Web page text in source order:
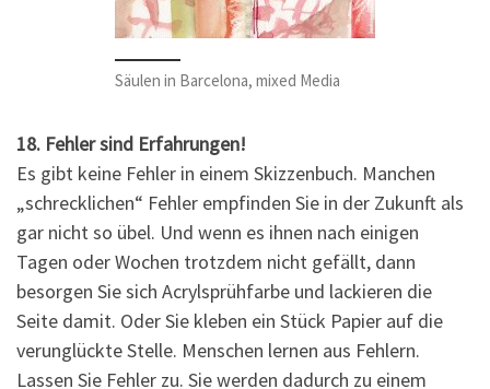
Säulen in Barcelona, mixed Media
18. Fehler sind Erfahrungen!
Es gibt keine Fehler in einem Skizzenbuch. Manchen
„schrecklichen“ Fehler empfinden Sie in der Zukunft als
gar nicht so übel. Und wenn es ihnen nach einigen
Tagen oder Wochen trotzdem nicht gefällt, dann
besorgen Sie sich Acrylsprühfarbe und lackieren die
Seite damit. Oder Sie kleben ein Stück Papier auf die
verunglückte Stelle. Menschen lernen aus Fehlern.
Lassen Sie Fehler zu. Sie werden dadurch zu einem